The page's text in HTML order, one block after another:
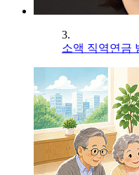
3.
소액 직역연금